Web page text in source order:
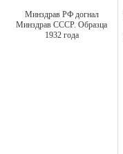
Минздрав РФ догнал
Минздрав СССР. Образца
1932 года